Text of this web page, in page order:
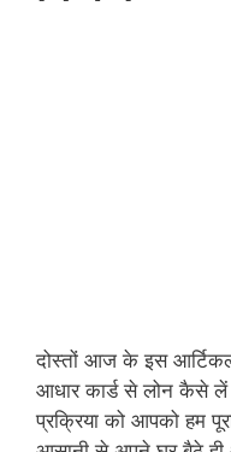
दोस्तों आज के इस
आधार कार्ड से लोन कैसे
प्रक्रिया को आपको हम